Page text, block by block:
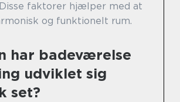
faktorer hjælper med at
og funktionelt rum.
har badeværelse
udviklet sig
set?